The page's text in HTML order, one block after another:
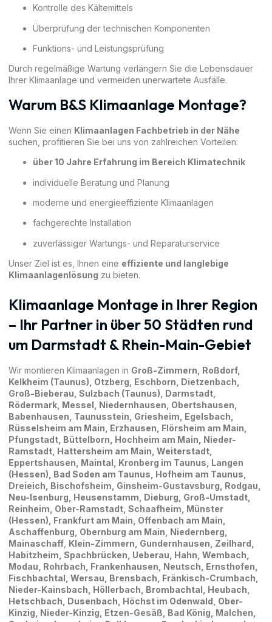
Kontrolle des Kältemittels
Überprüfung der technischen Komponenten
Funktions- und Leistungsprüfung
Durch regelmäßige Wartung verlängern Sie die Lebensdauer
Ihrer Klimaanlage und vermeiden unerwartete Ausfälle.
Warum B&S Klimaanlage Montage?
Wenn Sie einen Klimaanlagen Fachbetrieb in der Nähe
suchen, profitieren Sie bei uns von zahlreichen Vorteilen:
über 10 Jahre Erfahrung im Bereich Klimatechnik
individuelle Beratung und Planung
moderne und energieeffiziente Klimaanlagen
fachgerechte Installation
zuverlässiger Wartungs- und Reparaturservice
Unser Ziel ist es, Ihnen eine effiziente und langlebige
Klimaanlagenlösung zu bieten.
Klimaanlage Montage in Ihrer Region
– Ihr Partner in über 50 Städten rund
um Darmstadt & Rhein-Main-Gebiet
Wir montieren Klimaanlagen in Groß-Zimmern Roßdorf,
Kelkheim (Taunus) Otzberg , Eschborn, Dietzenbach
Groß-Bieberau Sulzbach (Taunus) Darmstadt
Rödermark Messel Niedernhausen Obertshausen
Babenhausen Taunusstein Griesheim Egelsbach
Rüsselsheim am Main Erzhausen Flörsheim am Main
Pfungstadt Büttelborn Hochheim am Main Nieder-
Ramstadt Hattersheim am Main Weiterstadt
Eppertshausen Maintal , Kronberg im Taunus, Langen
(Hessen) , Bad Soden am Taunus, Hofheim am Taunus,
Dreieich , Bischofsheim, Ginsheim-Gustavsburg, Rodgau
Neu-Isenburg Heusenstamm Dieburg Groß-Umstadt
Reinheim Ober-Ramstadt Schaafheim Münster
(Hessen) Frankfurt am Main Offenbach am Main
Aschaffenburg Obernburg am Main Niedernberg
Mainaschaff Klein-Zimmern Gundernhausen Zeilhard
Habitzheim Spachbrücken Ueberau Hahn Wembach
Modau Rohrbach Frankenhausen Neutsch Ernsthofen
Fischbachtal Wersau Brensbach Fränkisch-Crumbach
Nieder-Kainsbach Höllerbach Brombachtal Heubach
Hetschbach Dusenbach Höchst im Odenwald Ober-
Kinzig Nieder-Kinzig Etzen-Gesäß , Bad König, Malchen